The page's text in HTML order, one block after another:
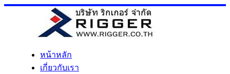
Skip
หน้าหลัก
เกี่ยวกับเรา